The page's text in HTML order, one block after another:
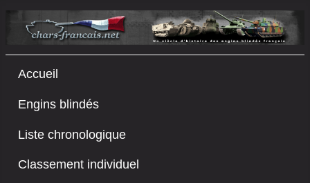
Accueil
Engins blindés
Liste chronologique
Classement individuel